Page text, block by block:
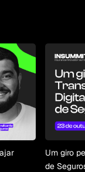
Um giro
de